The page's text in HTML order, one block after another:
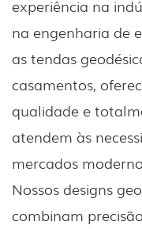
experiência na
na engenharia de
as tendas
casamentos,
qualidade e
atendem às
mercados
Nossos designs
combinam